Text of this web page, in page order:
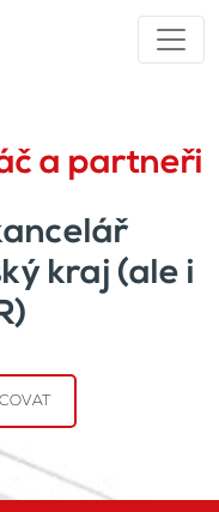
a partneři
kraj (ale i